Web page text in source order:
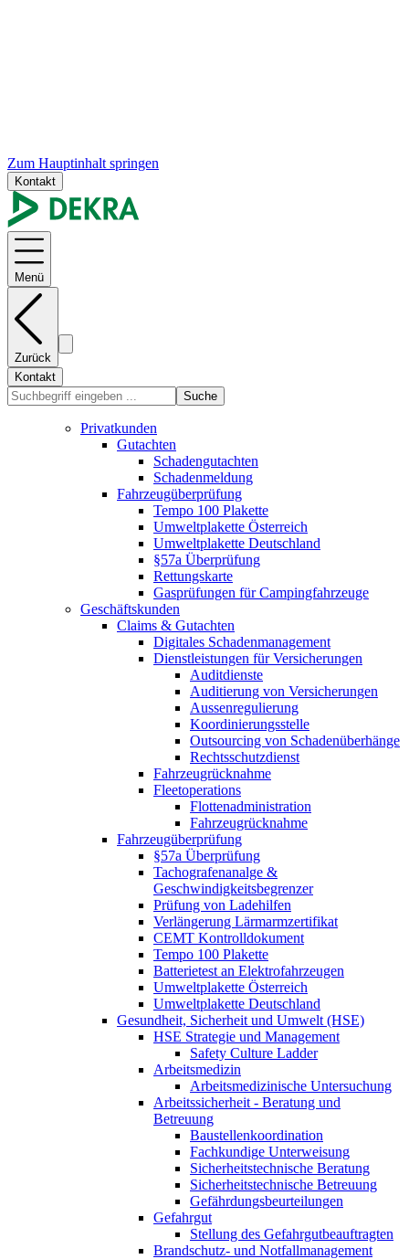
Zum Hauptinhalt springen
Kontakt
Menü
Zurück
Kontakt
Suche
Privatkunden
Gutachten
Schadengutachten
Schadenmeldung
Fahrzeugüberprüfung
Tempo 100 Plakette
Umweltplakette Österreich
Umweltplakette Deutschland
§57a Überprüfung
Rettungskarte
Gasprüfungen für Campingfahrzeuge
Geschäftskunden
Claims & Gutachten
Digitales Schadenmanagement
Dienstleistungen für Versicherungen
Auditdienste
Auditierung von Versicherungen
Aussenregulierung
Koordinierungsstelle
Outsourcing von Schadenüberhänge
Rechtsschutzdienst
Fahrzeugrücknahme
Fleetoperations
Flottenadministration
Fahrzeugrücknahme
Fahrzeugüberprüfung
§57a Überprüfung
Tachografenanalge &
Geschwindigkeitsbegrenzer
Prüfung von Ladehilfen
Verlängerung Lärmarmzertifikat
CEMT Kontrolldokument
Tempo 100 Plakette
Batterietest an Elektrofahrzeugen
Umweltplakette Österreich
Umweltplakette Deutschland
Gesundheit, Sicherheit und Umwelt (HSE)
HSE Strategie und Management
Safety Culture Ladder
Arbeitsmedizin
Arbeitsmedizinische Untersuchung
Arbeitssicherheit - Beratung und
Betreuung
Baustellenkoordination
Fachkundige Unterweisung
Sicherheitstechnische Beratung
Sicherheitstechnische Betreuung
Gefährdungsbeurteilungen
Gefahrgut
Stellung des Gefahrgutbeauftragten
Brandschutz- und Notfallmanagement